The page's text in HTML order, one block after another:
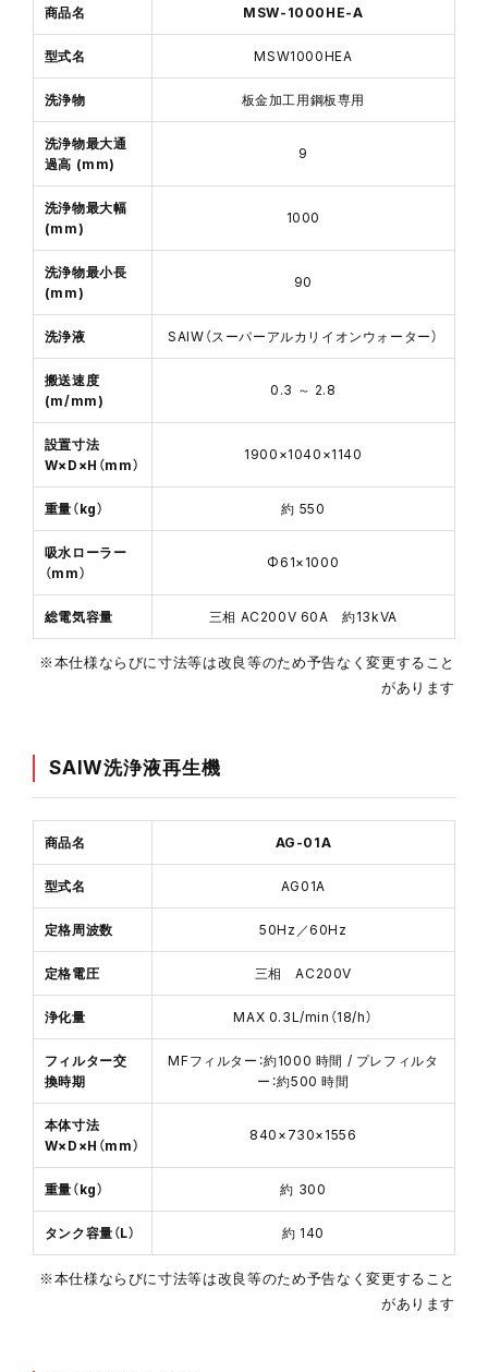
商品名 MSW-1000HE-A
型式名 MSW1000HEA
洗浄物 板金加工用鋼板専用
洗浄物最大通
過高 (mm)
9
洗浄物最大幅
(mm)
1000
洗浄物最小長
(mm)
90
洗浄液 SAIW（スーパーアルカリイオンウォーター）
搬送速度
(m/mm)
0.3 ～ 2.8
設置寸法
W×D×H（mm）
1900×1040×1140
重量（kg） 約 550
吸水ローラー
（mm）
Φ61×1000
総電気容量 三相 AC200V 60A 約13kVA
※本仕様ならびに寸法等は改良等のため予告なく変更すること
があります
SAIW洗浄液再生機
商品名 AG-01A
型式名 AG01A
定格周波数 50Hz／60Hz
定格電圧 三相 AC200V
浄化量 MAX 0.3L/min（18/h）
フィルター交
換時期
MFフィルター：約1000 時間 / プレフィルタ
ー：約500 時間
本体寸法
W×D×H（mm）
840×730×1556
重量（kg） 約 300
タンク容量（L） 約 140
※本仕様ならびに寸法等は改良等のため予告なく変更すること
があります